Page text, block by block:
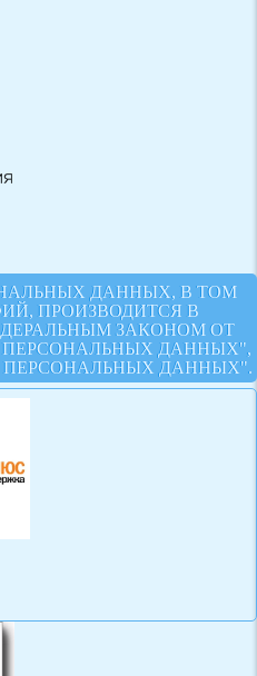
ДАННЫХ, В ТОМ
ПРОИЗВОДИТСЯ В
ЗАКОНОМ ОТ
О ПЕРСОНАЛЬНЫХ ДАННЫХ",
ПЕРСОНАЛЬНЫХ ДАННЫХ".